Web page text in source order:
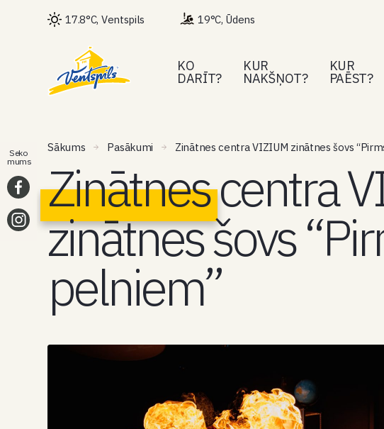
17.8°C, Ventspils 19°C, Ūdens
KO
DARĪT?
KUR
NAKŠŅOT?
KUR
PAĒST?
Sākums Pasākumi Zinātnes centra VIZIUM zinātnes šovs
Zinātnes centra
zinātnes šovs
pelniem”
Seko
mums